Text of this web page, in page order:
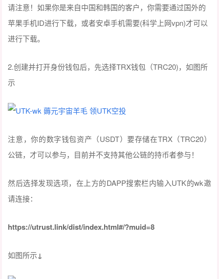
请注意！如果你是来自中国和韩国的客户，你需要通过国外的
苹果手机ID进行下载，或者安卓手机需要(科学上网vpn)才可以
进行下载。
2.创建并打开身份钱包后，先选择TRX钱包（TRC20)，如图所
示
注意，你的数字钱包资产（USDT）要存储在TRX（TRC20）
公链，才可以参与，目前并不支持其他公链的持币者参与！
然后选择发现选项，在上方的DAPP搜索栏内输入UTK的wk邀
请连接：
https://utrust.link/dist/index.html#/?muid=8
如图所示↓